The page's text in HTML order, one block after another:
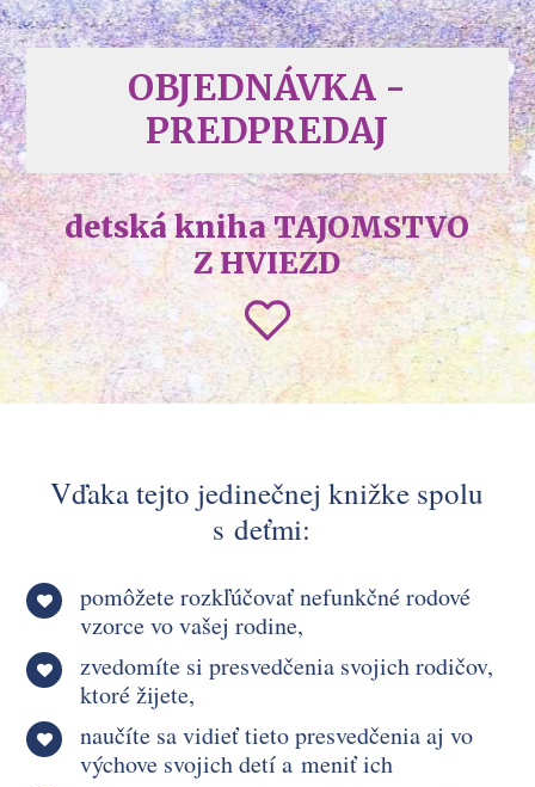
OBJEDNÁVKA -
PREDPREDAJ
detská kniha TAJOMSTVO
Z HVIEZD
Vďaka tejto jedinečnej knižke spolu
s deťmi:
pomôžete rozkľúčovať nefunkčné rodové
vzorce vo vašej rodine,
zvedomíte si presvedčenia svojich rodičov,
ktoré žijete,
naučíte sa vidieť tieto presvedčenia aj vo
výchove svojich detí a meniť ich